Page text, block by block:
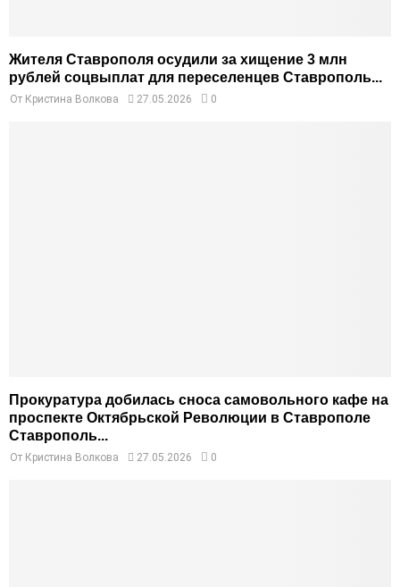
Жителя Ставрополя осудили за хищение 3 млн
рублей соцвыплат для переселенцев Ставрополь...
От Кристина Волкова 27.05.2026 0
Прокуратура добилась сноса самовольного кафе на
проспекте Октябрьской Революции в Ставрополе
Ставрополь...
От Кристина Волкова 27.05.2026 0